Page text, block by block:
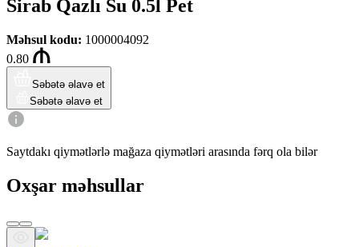
Sirab Qazlı Su 0.5l Pet
Məhsul kodu: 1000004092
0.80
Səbətə əlavə et
Səbətə əlavə et
Saytdakı qiymətlərlə mağaza qiymətləri arasında fərq ola bilər
Oxşar məhsullar